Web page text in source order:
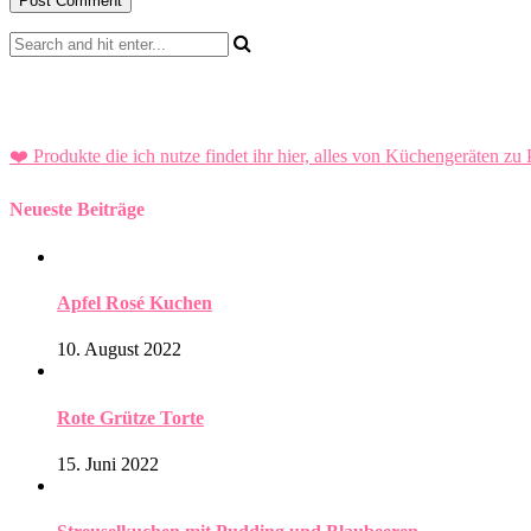
❤️ Produkte die ich nutze findet ihr hier, alles von Küchengeräten zu
Neueste Beiträge
Apfel Rosé Kuchen
10. August 2022
Rote Grütze Torte
15. Juni 2022